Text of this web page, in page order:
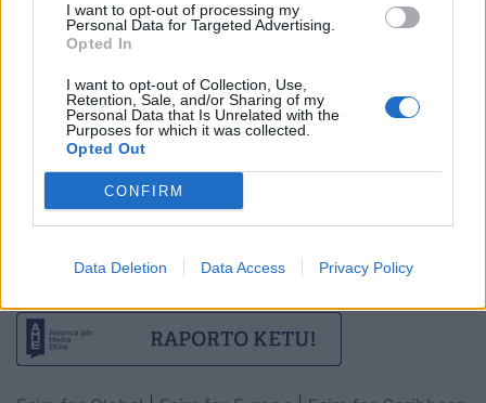
I want to opt-out of processing my
Personal Data for Targeted Advertising.
Opted In
I want to opt-out of Collection, Use,
Retention, Sale, and/or Sharing of my
Personal Data that Is Unrelated with the
Purposes for which it was collected.
Opted Out
CONFIRM
Data Deletion Data Access Privacy Policy